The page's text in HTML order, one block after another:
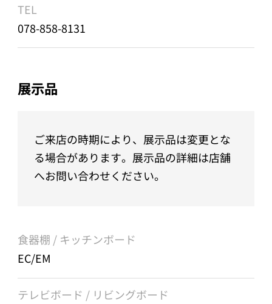
TEL
078-858-8131
展示品
ご来店の時期により、展示品は変更とな
る場合があります。展示品の詳細は店舗
へお問い合わせください。
食器棚 / キッチンボード
EC/EM
テレビボード / リビングボード